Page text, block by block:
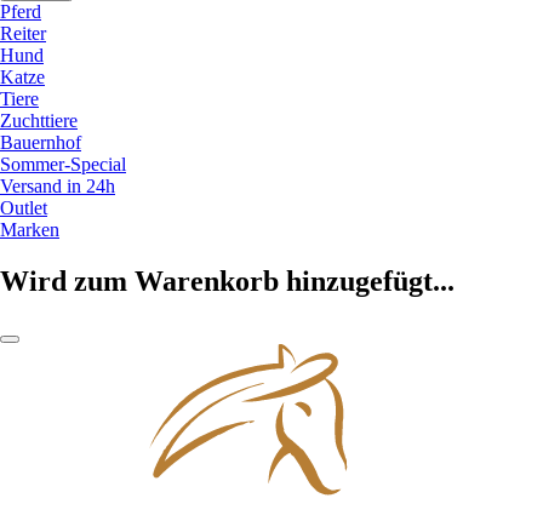
Pferd
Reiter
Hund
Katze
Tiere
Zuchttiere
Bauernhof
Sommer-Special
Versand in 24h
Outlet
Marken
Wird zum Warenkorb hinzugefügt...